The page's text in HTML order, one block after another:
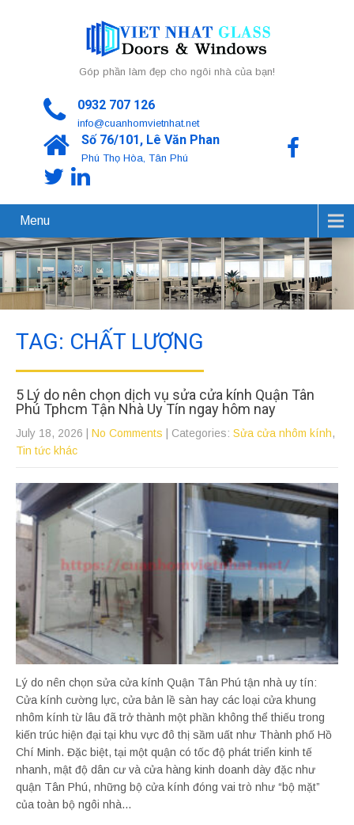
Góp phần làm đẹp cho ngôi nhà của bạn!
0932 707 126
info@cuanhomvietnhat.net
Số 76/101, Lê Văn Phan
Phú Thọ Hòa, Tân Phú
Menu
TAG: CHẤT LƯỢNG
5 Lý do nên chọn dịch vụ sửa cửa kính Quận Tân
Phú Tphcm Tận Nhà Uy Tín ngay hôm nay
July 18, 2026 | No Comments | Categories: Sửa cửa nhôm kính,
Tin tức khác
Lý do nên chọn sửa cửa kính Quận Tân Phú tận nhà uy tín:
Cửa kính cường lực, cửa bản lề sàn hay các loại cửa khung
nhôm kính từ lâu đã trở thành một phần không thể thiếu trong
kiến trúc hiện đại tại khu vực đô thị sầm uất như Thành phố Hồ
Chí Minh. Đặc biệt, tại một quận có tốc độ phát triển kinh tế
nhanh, mật độ dân cư và cửa hàng kinh doanh dày đặc như
quận Tân Phú, những bộ cửa kính đóng vai trò như “bộ mặt”
của toàn bộ ngôi nhà...